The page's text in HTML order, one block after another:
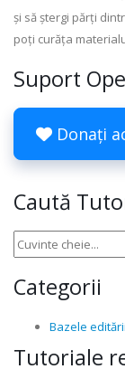
și să ștergi părți
poți curăța
Suport
Donați
Caută
Categorii
Bazele
Tutoriale